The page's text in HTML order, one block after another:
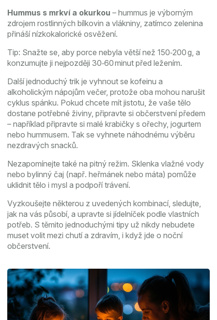
Hummus s mrkví a okurkou – hummus je výborným
zdrojem rostlinných bílkovin a vlákniny, zatímco zelenina
přináší nízkokalorické osvěžení.
Tip: Snažte se, aby porce nebyla větší než 150‑200 g, a
konzumujte ji nejpozději 30‑60 minut před ležením.
Další jednoduchý trik je vyhnout se kofeinu a
alkoholickým nápojům večer, protože oba mohou narušit
cyklus spánku. Pokud chcete mít jistotu, že vaše tělo
dostane potřebné živiny, připravte si občerstvení předem
– například připravte si malé krabičky s ořechy, jogurtem
nebo hummusem. Tak se vyhnete náhodnému výběru
nezdravých snacků.
Nezapomínejte také na pitný režim. Sklenka vlažné vody
nebo bylinný čaj (např. heřmánek nebo máta) pomůže
uklidnit tělo i mysl a podpoří trávení.
Vyzkoušejte některou z uvedených kombinací, sledujte,
jak na vás působí, a upravte si jídelníček podle vlastních
potřeb. S těmito jednoduchými tipy už nikdy nebudete
muset volit mezi chutí a zdravím, i když jde o noční
občerstvení.